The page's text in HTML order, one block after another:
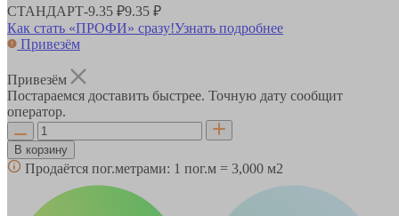
СТАНДАРТ-9.35 ₽9.35 ₽
Как стать «ПРОФИ» сразу!Узнать подробнее
Привезём
Привезём
Постараемся доставить быстрее. Точную дату сообщит
оператор.
В корзину
Продаётся пог.метрами: 1 пог.м = 3,000 м2